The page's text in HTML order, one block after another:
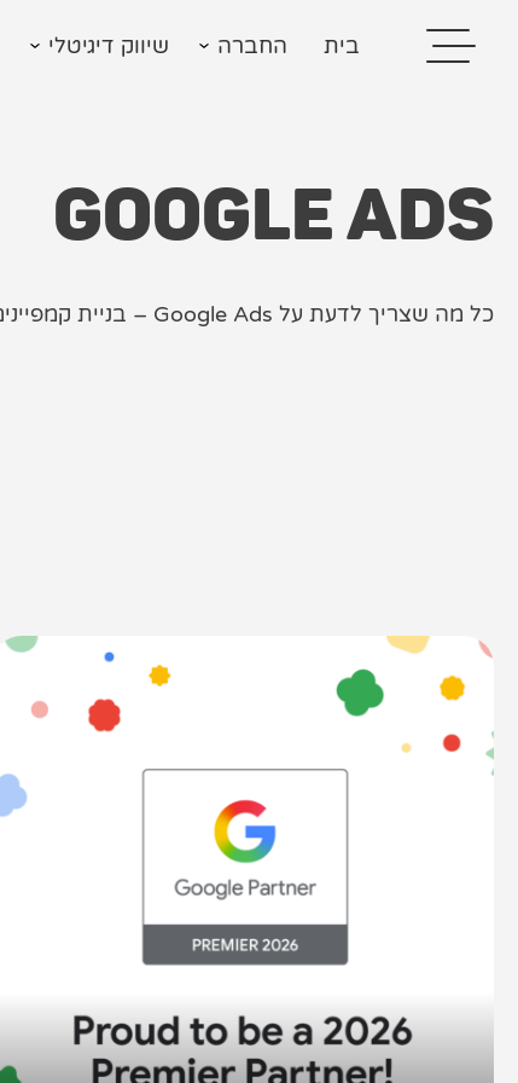
בית החברה שיווק דיגיטלי
בניית אתרים
תיק עבודות
צור קשר
info@extra.co.il
GOOGLE ADS
כל מה שצריך לדעת על Google Ads – בניית קמפיינים, אופטימיזציה, מדדים ושיפור ROI.